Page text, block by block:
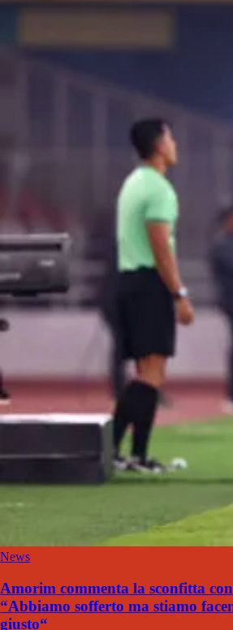
News
Amorim commenta la sconfitta
“Abbiamo sofferto ma stiamo
giusto“